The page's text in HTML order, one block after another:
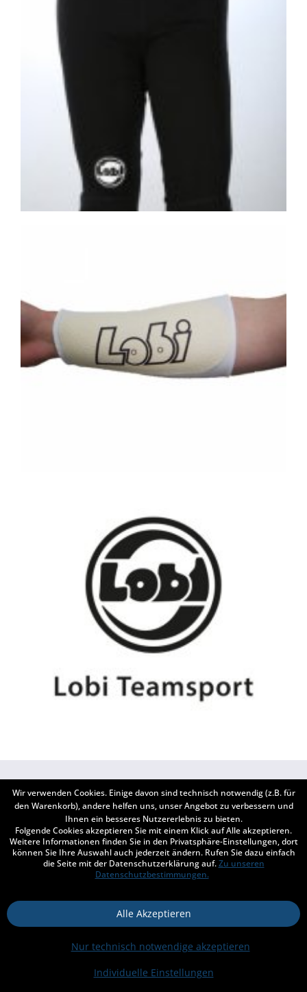
BERATUNG
SERVICE
INFORMATIONEN
Datenschutz
Impressum
* Alle Preise inkl. gesetzl. Mehrwertsteuer zzgl. Versandkosten
Nachnahmegebühren, wenn nicht anders beschrieben
Wir verwenden Cookies. Einige davon sind technisch notwendig (z.B. für
den Warenkorb), andere helfen uns, unser Angebot zu verbessern und
Ihnen ein besseres Nutzererlebnis zu bieten.
Folgende Cookies akzeptieren Sie mit einem Klick auf Alle akzeptieren.
Weitere Informationen finden Sie in den Privatsphäre-Einstellungen, dort
können Sie Ihre Auswahl auch jederzeit ändern. Rufen Sie dazu einfach
die Seite mit der Datenschutzerklärung auf.Zu unseren
Datenschutzbestimmungen.
Individuelle Einstellungen
Nur technisch notwendige akzeptieren
Alle Akzeptieren